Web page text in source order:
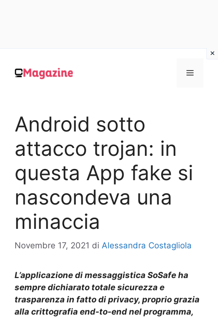
contenuto
MENU
Android sotto
attacco trojan: in
questa App fake si
nascondeva una
minaccia
Novembre 17, 2021 di Alessandra Costagliola
L’applicazione di messaggistica SoSafe ha
sempre dichiarato totale sicurezza e
trasparenza in fatto di privacy, proprio grazia
alla crittografia end-to-end nel programma,